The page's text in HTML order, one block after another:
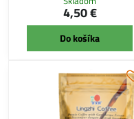
4,50 €
Do košíka